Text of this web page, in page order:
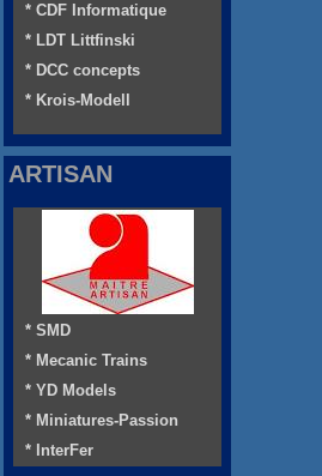
* CDF Informatique
* LDT Littfinski
* DCC concepts
* Krois-Modell
ARTISAN
* SMD
* Mecanic Trains
* YD Models
* Miniatures-Passion
* InterFer